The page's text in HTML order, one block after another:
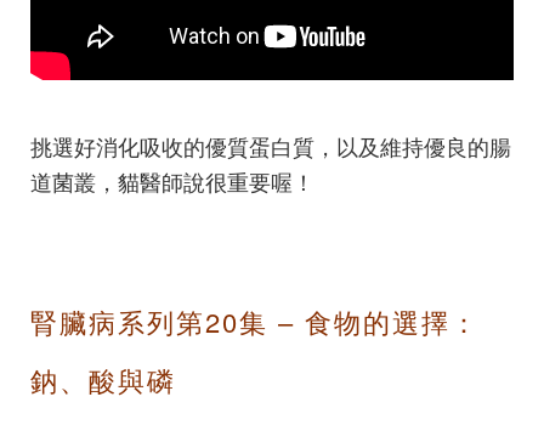
挑選好消化吸收的優質蛋白質，以及維持優良的腸
道菌叢，貓醫師說很重要喔！
腎臟病系列第20集 – 食物的選擇：
鈉、酸與磷